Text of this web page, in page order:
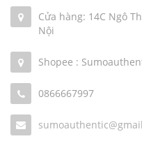
Cửa hàng: 14C Ngô
Nội
Shopee :
0866667997